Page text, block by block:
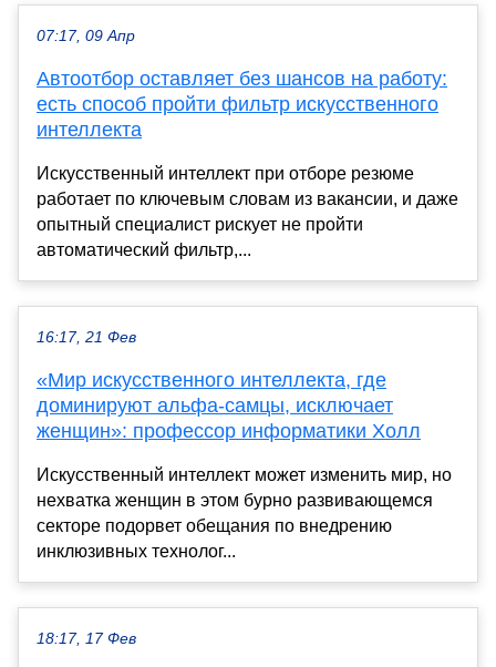
07:17, 09 Апр
Автоотбор оставляет без шансов на работу:
есть способ пройти фильтр искусственного
интеллекта
Искусственный интеллект при отборе резюме
работает по ключевым словам из вакансии, и даже
опытный специалист рискует не пройти
автоматический фильтр,...
16:17, 21 Фев
«Мир искусственного интеллекта, где
доминируют альфа-самцы, исключает
женщин»: профессор информатики Холл
Искусственный интеллект может изменить мир, но
нехватка женщин в этом бурно развивающемся
секторе подорвет обещания по внедрению
инклюзивных технолог...
18:17, 17 Фев